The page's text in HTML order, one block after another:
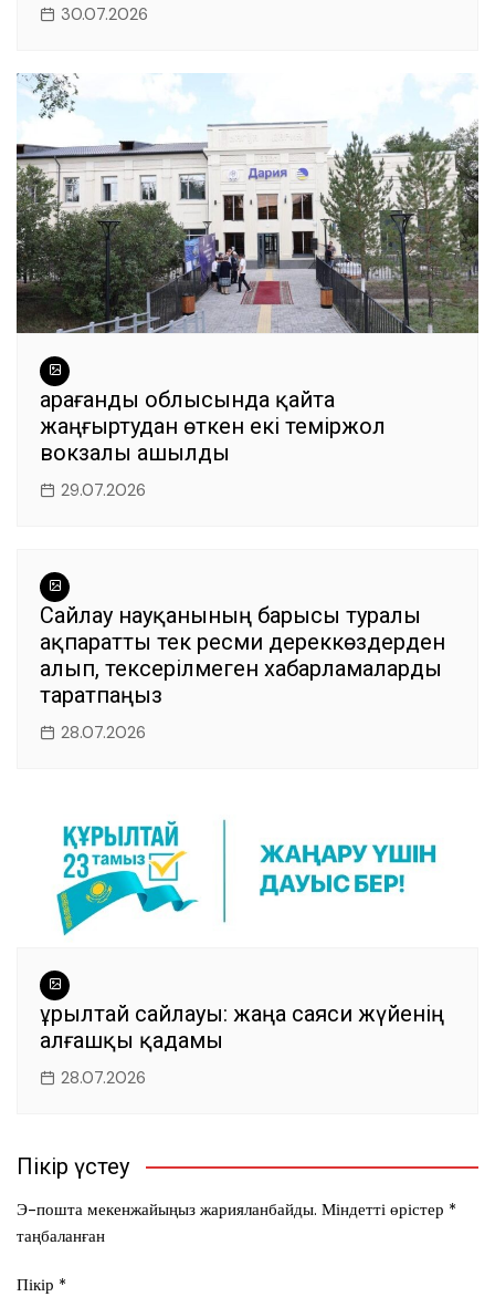
30.07.2026
Қарағанды облысында қайта
жаңғыртудан өткен екі теміржол
вокзалы ашылды
29.07.2026
Сайлау науқанының барысы туралы
ақпаратты тек ресми дереккөздерден
алып, тексерілмеген хабарламаларды
таратпаңыз
28.07.2026
Құрылтай сайлауы: жаңа саяси жүйенің
алғашқы қадамы
28.07.2026
Пікір үстеу
Э-пошта мекенжайыңыз жарияланбайды. Міндетті өрістер *
таңбаланған
Пікір *